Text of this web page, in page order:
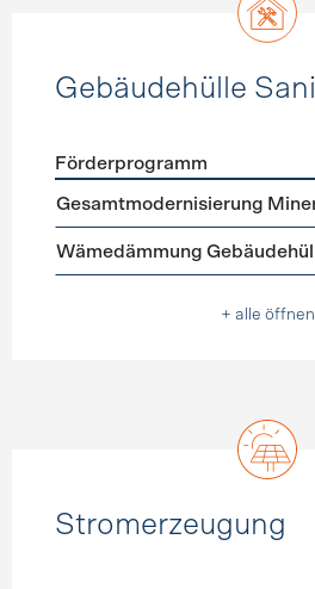
Gebäudehülle
Förderprogramme
Förderprogramm
Gesamtmodernisierung
Wämedämmung
+ alle öffnen
Stromerzeugung